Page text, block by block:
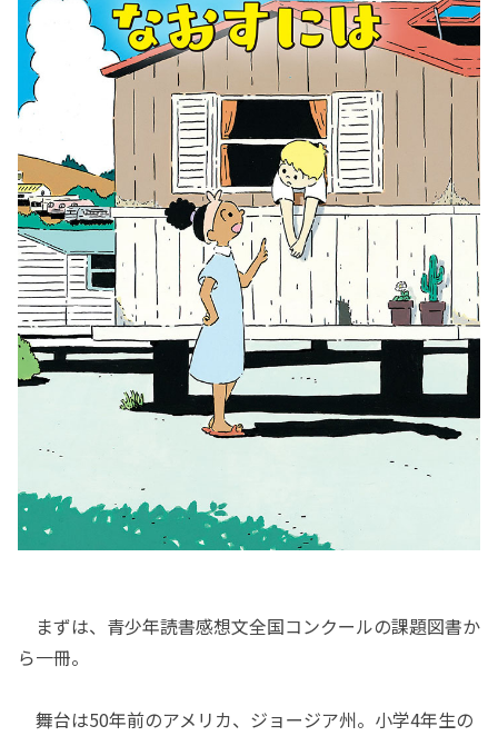
まずは、青少年読書感想文全国コンクールの課題図書か
ら一冊。
舞台は50年前のアメリカ、ジョージア州。小学4年生の